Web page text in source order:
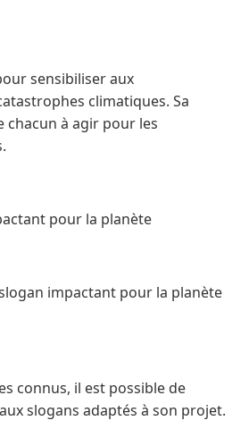
sensibiliser aux
climatiques. Sa
chacun à agir pour les
pour la planète
impactant pour la planète
connus, il est possible de
slogans adaptés à son projet.